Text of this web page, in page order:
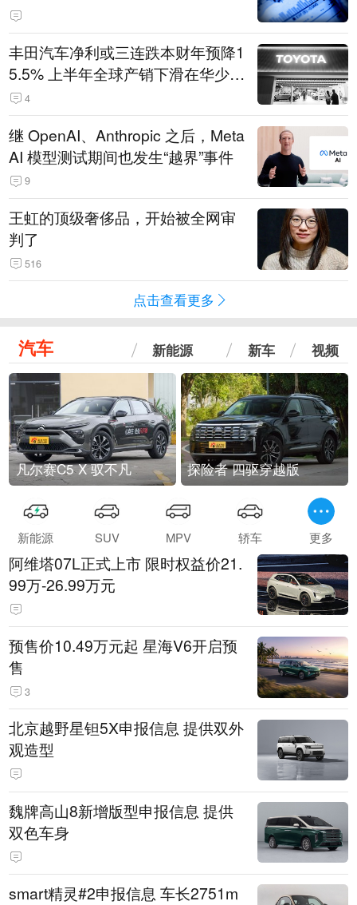
丰田汽车净利或三连跌本财年预降1
5.5% 上半年全球产销下滑在华少卖
14.3万辆
4
继 OpenAI、Anthropic 之后，Meta
AI 模型测试期间也发生“越界”事件
9
王虹的顶级奢侈品，开始被全网审
判了
516
点击查看更多
汽车 新能源 新车 视频
凡尔赛C5 X 驭不凡 探险者 四驱穿越版
新能源 SUV MPV 轿车 更多
阿维塔07L正式上市 限时权益价21.
99万-26.99万元
预售价10.49万元起 星海V6开启预
售
3
北京越野星钽5X申报信息 提供双外
观造型
魏牌高山8新增版型申报信息 提供
双色车身
smart精灵#2申报信息 车长2751m